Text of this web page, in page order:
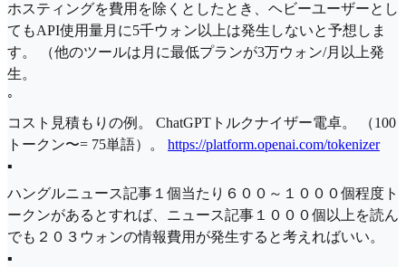
ホスティングを費用を除くとしたとき、ヘビーユーザーとし
てもAPI使用量月に5千ウォン以上は発生しないと予想しま
す。 （他のツールは月に最低プランが3万ウォン/月以上発
生。
◦
コスト見積もりの​​例。 ChatGPTトルクナイザー電卓。 （100
トークン〜= 75単語）。 https://platform.openai.com/tokenizer
▪
ハングルニュース記事１個当たり６００～１０００個程度ト
ークンがあるとすれば、ニュース記事１０００個以上を読ん
でも２０３ウォンの情報費用が発生すると考えればいい。
▪